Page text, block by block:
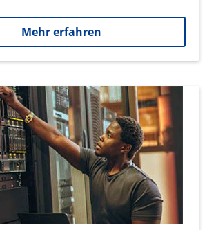
Mehr erfahren